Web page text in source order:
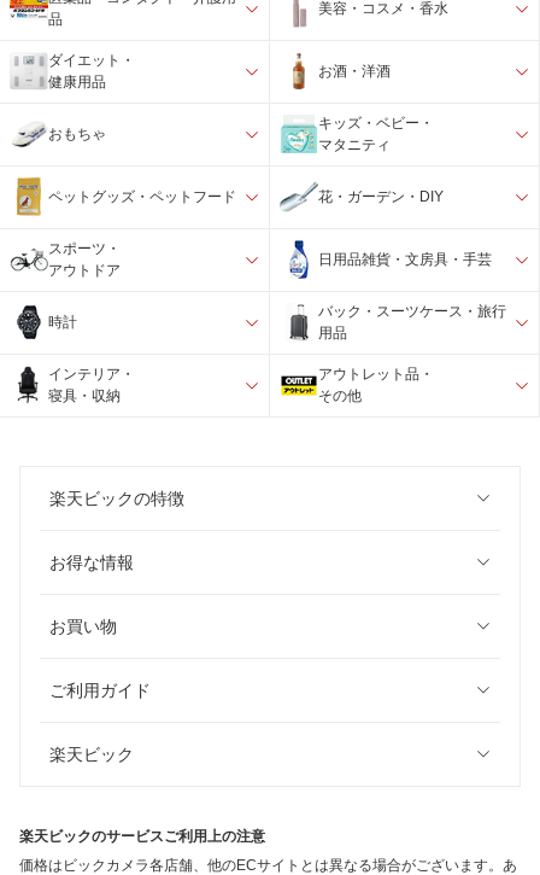
品
美容・コスメ・香水
ダイエット・
健康用品
お酒・洋酒
おもちゃ
キッズ・ベビー・
マタニティ
ペットグッズ・ペットフード 花・ガーデン・DIY
スポーツ・
アウトドア
日用品雑貨・文房具・手芸
時計
バック・スーツケース・旅行
用品
インテリア・
寝具・収納
アウトレット品・
その他
楽天ビックの特徴
お得な情報
お買い物
ご利用ガイド
楽天ビック
楽天ビックのサービスご利用上の注意
価格はビックカメラ各店舗、他のECサイトとは異なる場合がございます。あ